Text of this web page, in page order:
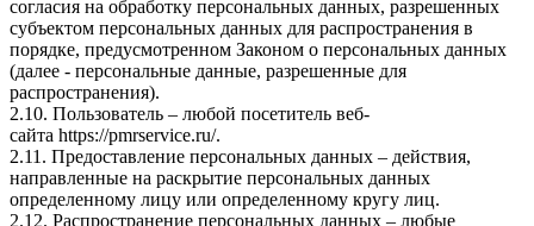
согласия на обработку персональных данных, разрешенных
субъектом персональных данных для распространения в
порядке, предусмотренном Законом о персональных данных
(далее - персональные данные, разрешенные для
распространения).
2.10. Пользователь – любой посетитель веб-
сайта https://pmrservice.ru/.
2.11. Предоставление персональных данных – действия,
направленные на раскрытие персональных данных
определенному лицу или определенному кругу лиц.
2.12. Распространение персональных данных – любые